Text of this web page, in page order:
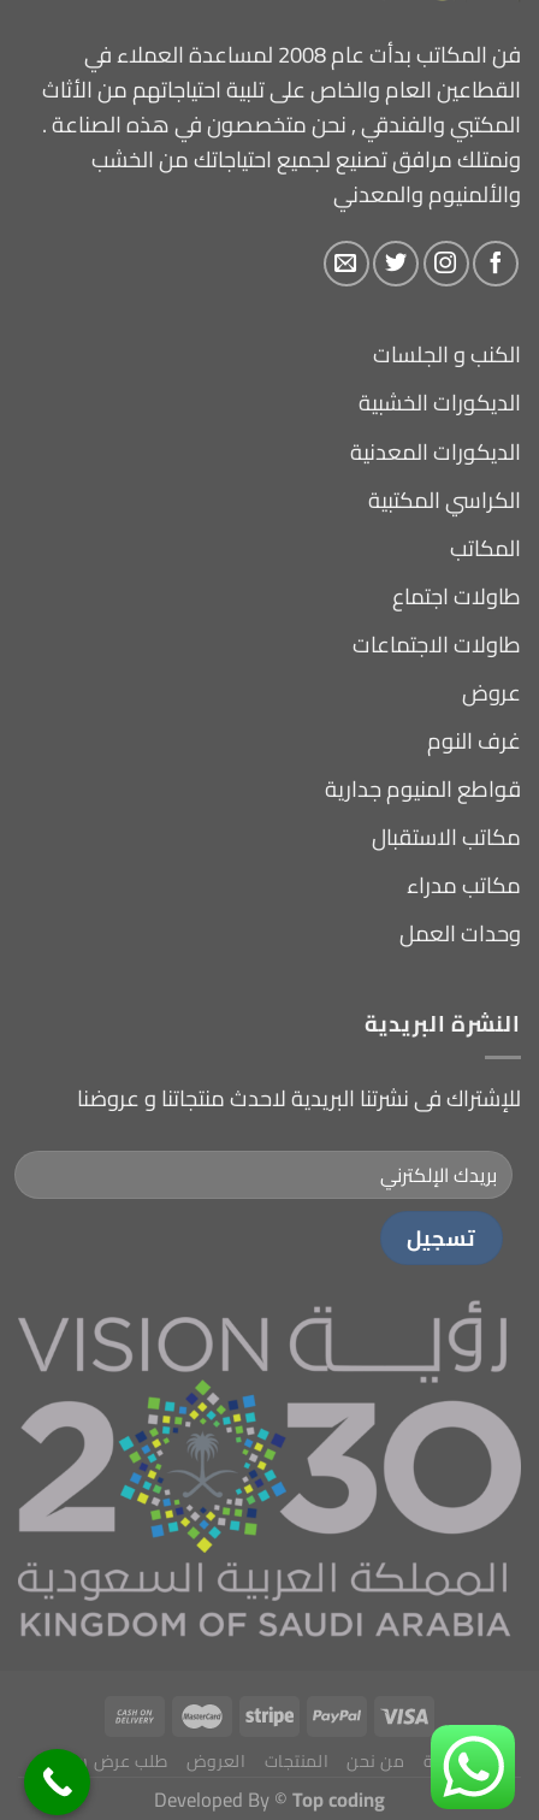
فن المكاتب بدأت عام 2008 لمساعدة العملاء في
القطاعين العام والخاص على تلبية احتياجاتهم من الأثاث
المكتبي والفندقي , نحن متخصصون في هذه الصناعة .
ونمتلك مرافق تصنيع لجميع احتياجاتك من الخشب
والألمنيوم والمعدني
الكنب و الجلسات
الديكورات الخشبية
الديكورات المعدنية
الكراسي المكتبية
المكاتب
طاولات اجتماع
طاولات الاجتماعات
عروض
غرف النوم
قواطع المنيوم جدارية
مكاتب الاستقبال
مكاتب مدراء
وحدات العمل
النشرة البريدية
للإشتراك فى نشرتنا البريدية لاحدث منتجاتنا و عروضنا
الرئيسية من نحن المنتجات العروض طلب عرض سعر
Developed By ©Top coding